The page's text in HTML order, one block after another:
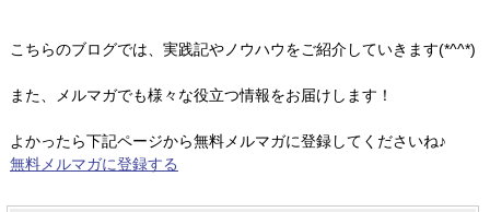
こちらのブログでは、実践記やノウハウをご紹介していきます(*^^*)
また、メルマガでも様々な役立つ情報をお届けします！
よかったら下記ページから無料メルマガに登録してくださいね♪
無料メルマガに登録する